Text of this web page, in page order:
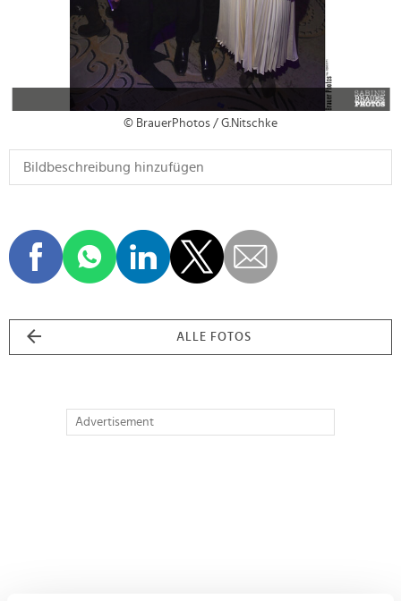
© BrauerPhotos / G.Nitschke
ALLE FOTOS
Advertisement